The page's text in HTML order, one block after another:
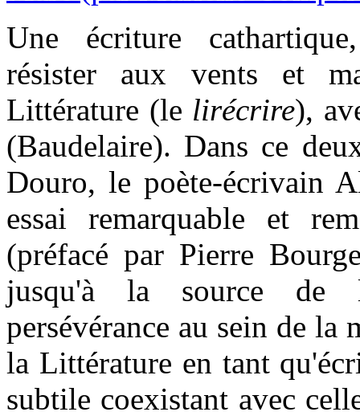
Une écriture
résister aux vents et
Littérature (le lirécrire),
(Baudelaire). Dans ce
Douro, le poète-écrivain
essai remarquable et
(préfacé par Pierre
jusqu'à la source de
persévérance au sein de la
la Littérature en tant
subtile coexistant avec